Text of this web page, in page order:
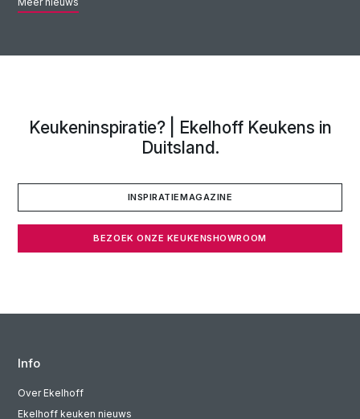
Keukeninspiratie? | Ekelhoff Keukens in
Duitsland.
INSPIRATIEMAGAZINE
BEZOEK ONZE KEUKENSHOWROOM
Info
Over Ekelhoff
Ekelhoff keuken nieuws